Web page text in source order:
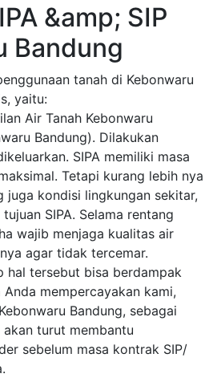
&amp; SIP
Bandung
tanah di Kebonwaru
yaitu:
Air Tanah Kebonwaru
Bandung). Dilakukan
SIPA memiliki masa
Tetapi kurang lebih nya
juga kondisi lingkungan sekitar,
SIPA. Selama rentang
wajib menjaga kualitas air
agar tidak tercemar.
hal tersebut bisa berdampak
mempercayakan kami,
Bandung, sebagai
turut membantu
sebelum masa kontrak SIP/